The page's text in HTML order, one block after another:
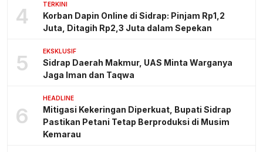
4 TERKINI
Korban Dapin Online di Sidrap: Pinjam Rp1,2
Juta, Ditagih Rp2,3 Juta dalam Sepekan
5 EKSKLUSIF
Sidrap Daerah Makmur, UAS Minta Warganya
Jaga Iman dan Taqwa
6
HEADLINE
Mitigasi Kekeringan Diperkuat, Bupati Sidrap
Pastikan Petani Tetap Berproduksi di Musim
Kemarau